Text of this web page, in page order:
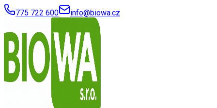
775 722 600 info@biowa.cz